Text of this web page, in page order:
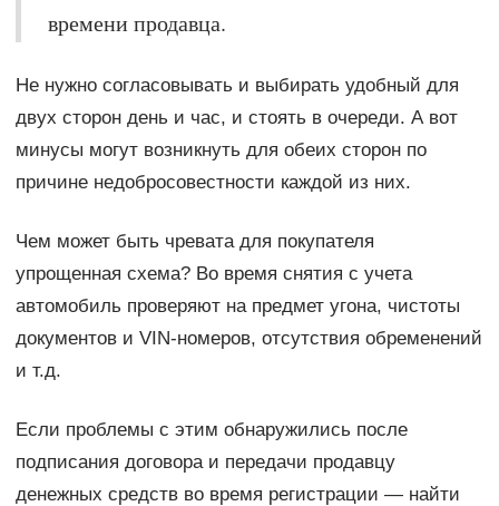
времени продавца.
Не нужно согласовывать и выбирать удобный для
двух сторон день и час, и стоять в очереди. А вот
минусы могут возникнуть для обеих сторон по
причине недобросовестности каждой из них.
Чем может быть чревата для покупателя
упрощенная схема? Во время снятия с учета
автомобиль проверяют на предмет угона, чистоты
документов и VIN-номеров, отсутствия обременений
и т.д.
Если проблемы с этим обнаружились после
подписания договора и передачи продавцу
денежных средств во время регистрации — найти